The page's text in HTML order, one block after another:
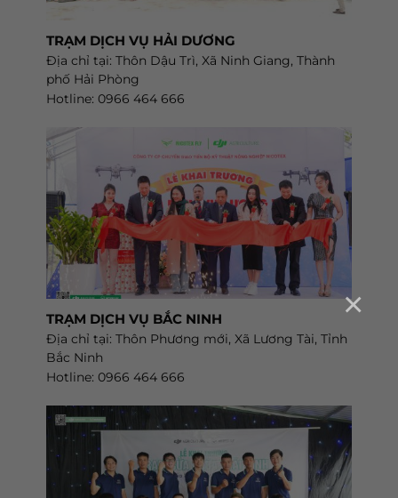
×
TRẠM DỊCH VỤ HẢI DƯƠNG
Địa chỉ tại: Thôn Dậu Trì, Xã Ninh Giang, Thành
phố Hải Phòng
Hotline: 0966 464 666
TRẠM DỊCH VỤ BẮC NINH
Địa chỉ tại: Thôn Phương mới, Xã Lương Tài, Tỉnh
Bắc Ninh
Hotline: 0966 464 666